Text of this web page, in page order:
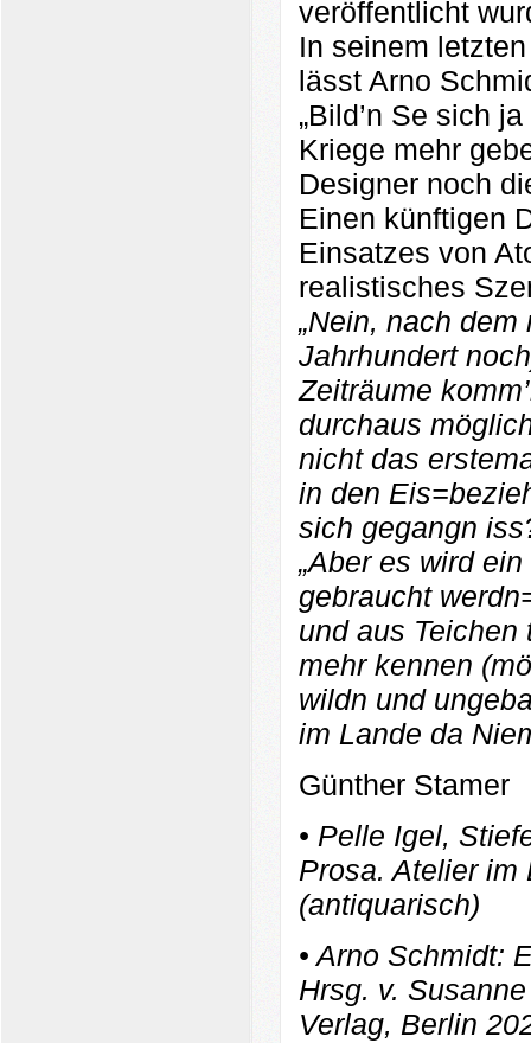
veröffentlicht
In seinem
lässt Arno
„Bild’n Se sich
Kriege mehr
Designer noch
Einen künftigen
Einsatzes von
realistisches
„Nein, nach
Jahrhundert
Zeiträume
durchaus
nicht das
in den
sich gegangn
„Aber es wird
gebraucht
und aus Teichen
mehr kennen
wildn und
im Lande da
Günther Stamer
• Pelle Igel,
Prosa. Atelier im
(antiquarisch)
• Arno Schmidt:
Hrsg. v.
Verlag, Berlin